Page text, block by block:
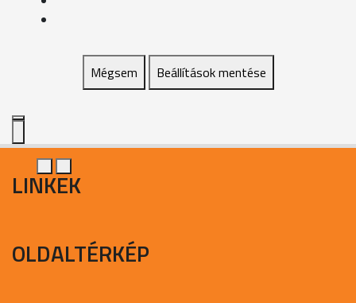
Mégsem Beállítások mentése
LINKEK
OLDALTÉRKÉP